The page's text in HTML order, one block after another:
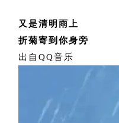
又是清明雨上
折菊寄到你身旁
出自QQ音乐